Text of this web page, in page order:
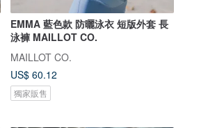
EMMA 藍色款 防曬泳衣 短版外套 長
泳褲 MAILLOT CO.
MAILLOT CO.
US$ 60.12
獨家販售